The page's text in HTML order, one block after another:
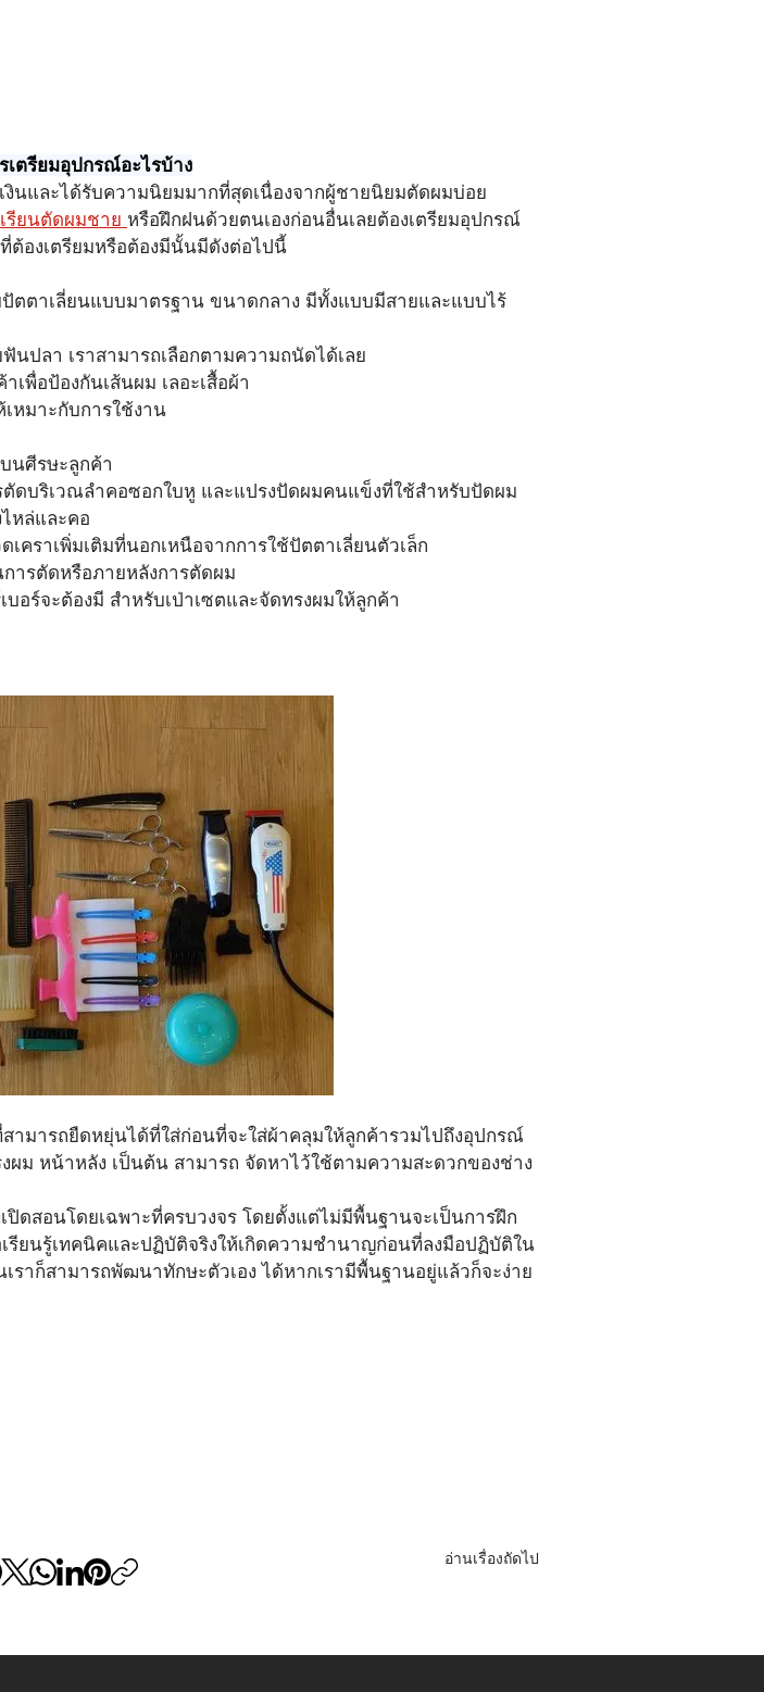
ตรียมอุปกรณ์อะไรบ้าง
นและได้รับความนิยมมากที่สุดเนื่องจากผู้ชายนิยมตัดผมบ่อย
เรียนตัดผมชาย หรือฝึกฝนด้วยตนเองก่อนอื่นเลยต้องเตรียมอุปกรณ์
องเตรียมหรือต้องมีนั้นมีดังต่อไปนี้
ตตาเลี่ยนแบบมาตรฐาน ขนาดกลาง​ มีทั้งแบบมีสายและแบบไร้
นปลา เราสามารถเลือกตามความถนัดได้เลย
พื่อป้องกันเส้นผม เลอะเสื้อผ้า
หมาะกับการใช้งาน
นศีรษะลูกค้า
ดบริเวณลำคอซอกใบหู และแปรงปัดผมคนแข็งที่ใช้สำหรับปัดผม
หล่และคอ
คราเพิ่มเติมที่นอกเหนือจากการใช้ปัตตาเลี่ยนตัวเล็ก
ารตัดหรือภายหลังการตัดผม
ร์จะต้องมี สำหรับเป่าเซตและจัดทรงผมให้ลูกค้า
ผม หน้าหลัง เป็นต้น​ สามารถ จัดหาไว้ใช้ตามความสะดวกของช่าง
ดสอนโดยเฉพาะที่ครบวงจร โดยตั้งแต่ไม่มีพื้นฐานจะเป็นการฝึก
รียนรู้เทคนิคและปฏิบัติจริงให้เกิดความชำนาญก่อนที่ลงมือปฏิบัติใน
าก็สามารถพัฒนาทักษะตัวเอง ได้หากเรามีพื้นฐานอยู่แล้วก็จะง่าย
อ่านเรื่องถัดไป